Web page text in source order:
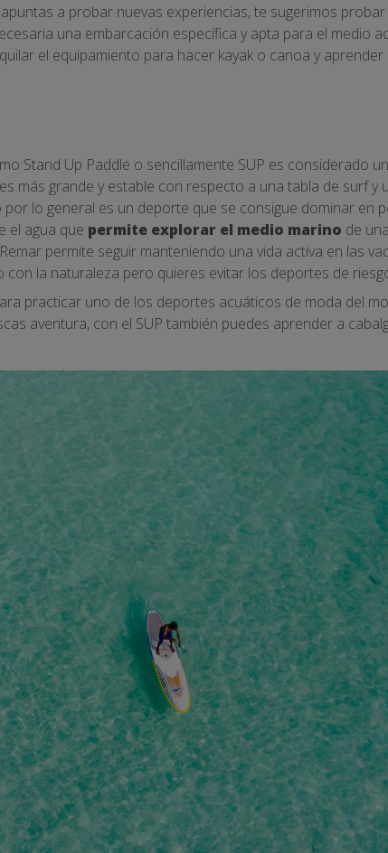
a probar nuevas experiencias, te sugerimos
una embarcación específica y apta para el medio
el equipamiento para hacer kayak o canoa y
Stand Up Paddle o sencillamente SUP es considerado
más grande y estable con respecto a una tabla de surf y
lo general es un deporte que se consigue dominar en
el agua que permite explorar el medio marino de
permite seguir manteniendo una vida activa en las
con la naturaleza pero quieres evitar los deportes de
practicar uno de los deportes acuáticos de moda del
aventura, con el SUP también puedes aprender a